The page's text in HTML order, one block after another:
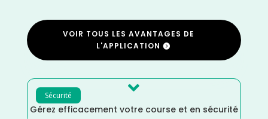
VOIR TOUS LES AVANTAGES DE
L'APPLICATION
Sécurité 
Gérez efficacement votre course et en sécurité